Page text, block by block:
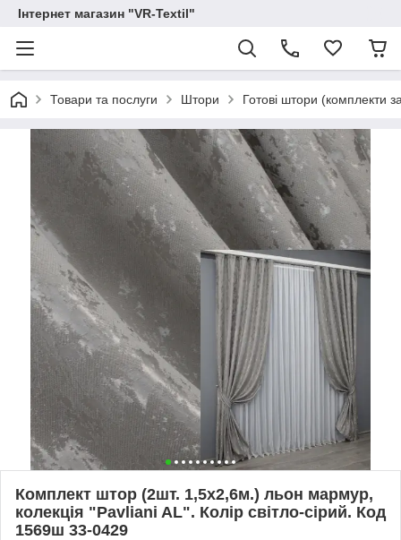
Інтернет магазин "VR-Textil"
Товари та послуги Штори Готові штори (комплекти
Комплект штор (2шт. 1,5х2,6м.) льон мармур,
колекція "Pavliani AL". Колір світло-сірий. Код
1569ш 33-0429